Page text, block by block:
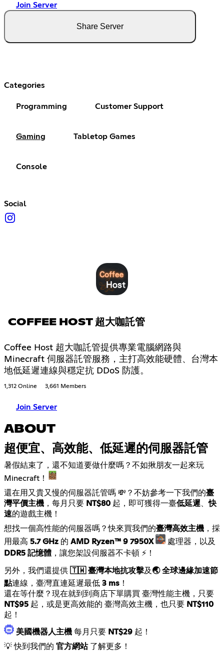
Join Server
Share Server
Categories
Programming Customer Support
Gaming Tabletop Games
Console
Social
COFFEE HOST 超大咖託管
Coffee Host 超大咖託管提供專業電腦網路與
Minecraft 伺服器託管服務，主打高效能硬體、台灣本
地低延遲連線與穩定抗 DDoS 防護。
1,312 Online 3,661 Members
Join Server
ABOUT
超便宜、高效能、低延遲的伺服器託管
暑假結束了，還不知道要做什麼嗎？不如揪朋友一起來玩
Minecraft！
還在用又貴又慢的伺服器託管嗎 💸？不妨參考一下我們的臺
灣平價主機 ，每月只要 NT$80 起，即可獲得一臺低延遲 、快
速的遊戲主機！
想找一個高性能的伺服器嗎？快來買我們的臺灣高效主機 ，採
用最高 5.7 GHz 的 AMD Ryzen™ 9 7950X
處理器，以及
DDR5 記憶體 ，讓您架設伺服器不卡頓 ⚡！
另外，我們還提供 🇹🇼 臺灣本地抗攻擊及 🌏 全球邊緣加速節
點連線，臺灣直連延遲最低 3 ms ！
還在等什麼？現在就到到商店下單購買 臺灣性能主機 ，只要
NT$95 起，或是更高效能的 臺灣高效主機 ，也只要 NT$110
起！
美國機器人主機 每月只要 NT$29 起！
💡 快到我們的 官方網站了解更多！